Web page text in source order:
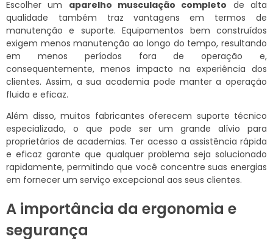
Escolher um aparelho musculação completo de alta
qualidade também traz vantagens em termos de
manutenção e suporte. Equipamentos bem construídos
exigem menos manutenção ao longo do tempo, resultando
em menos períodos fora de operação e,
consequentemente, menos impacto na experiência dos
clientes. Assim, a sua academia pode manter a operação
fluida e eficaz.
Além disso, muitos fabricantes oferecem suporte técnico
especializado, o que pode ser um grande alívio para
proprietários de academias. Ter acesso a assistência rápida
e eficaz garante que qualquer problema seja solucionado
rapidamente, permitindo que você concentre suas energias
em fornecer um serviço excepcional aos seus clientes.
A importância da ergonomia e
segurança